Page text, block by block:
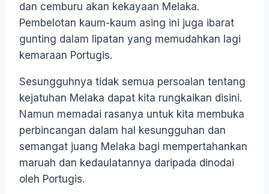
dan cemburu akan kekayaan Melaka.
Pembelotan kaum-kaum asing ini juga ibarat
gunting dalam lipatan yang memudahkan lagi
kemaraan Portugis.
Sesungguhnya tidak semua persoalan tentang
kejatuhan Melaka dapat kita rungkaikan disini.
Namun memadai rasanya untuk kita membuka
perbincangan dalam hal kesungguhan dan
semangat juang Melaka bagi mempertahankan
maruah dan kedaulatannya daripada dinodai
oleh Portugis.